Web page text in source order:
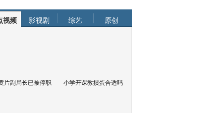
视频 影视剧 综艺 原创
片副局长已被停职 小学开课教掼蛋合适吗